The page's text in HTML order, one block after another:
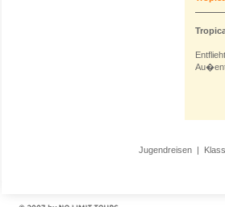
Jugendreisen |